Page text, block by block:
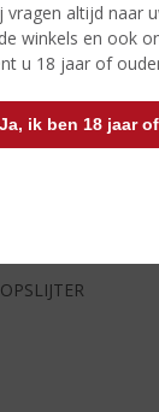
vragen altijd naar
winkels en ook
u 18 jaar of
Ja, ik ben 18 jaar
INCL. BTW
DE MAAND